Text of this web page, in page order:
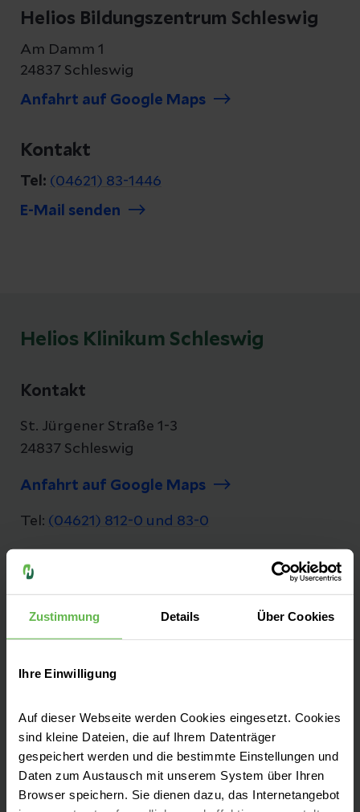
Zustimmung Details Über Cookies
Ihre Einwilligung
Auf dieser Webseite werden Cookies eingesetzt. Cookies
sind kleine Dateien, die auf Ihrem Datenträger
gespeichert werden und die bestimmte Einstellungen und
Daten zum Austausch mit unserem System über Ihren
Browser speichern. Sie dienen dazu, das Internetangebot
Helios Bildungszentrum Schleswig
Am Damm 1
24837 Schleswig
Anfahrt auf Google Maps
Kontakt
Tel: (04621) 83-1446
E-Mail senden
Helios Klinikum Schleswig
Kontakt
St. Jürgener Straße 1-3
24837 Schleswig
Anfahrt auf Google Maps
Tel: (04621) 812-0 und 83-0
"Besser geht immer!", daher ist Qualität bei
uns nicht nur ein Wort, es ist ein Versprechen.
optimieren wir unsere Qualität, damit sie
bestmöglich und sicher behandelt werden.
Zu unseren Qualitätszahlen